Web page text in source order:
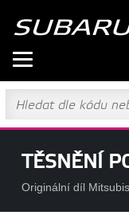
TĚSNĚNÍ
Originální díl